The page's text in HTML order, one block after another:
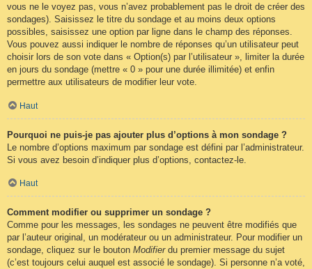
vous ne le voyez pas, vous n’avez probablement pas le droit de créer des
sondages). Saisissez le titre du sondage et au moins deux options
possibles, saisissez une option par ligne dans le champ des réponses.
Vous pouvez aussi indiquer le nombre de réponses qu’un utilisateur peut
choisir lors de son vote dans « Option(s) par l’utilisateur », limiter la durée
en jours du sondage (mettre « 0 » pour une durée illimitée) et enfin
permettre aux utilisateurs de modifier leur vote.
Haut
Pourquoi ne puis-je pas ajouter plus d’options à mon sondage ?
Le nombre d’options maximum par sondage est défini par l’administrateur.
Si vous avez besoin d’indiquer plus d’options, contactez-le.
Haut
Comment modifier ou supprimer un sondage ?
Comme pour les messages, les sondages ne peuvent être modifiés que
par l’auteur original, un modérateur ou un administrateur. Pour modifier un
sondage, cliquez sur le bouton Modifierdu premier message du sujet
(c’est toujours celui auquel est associé le sondage). Si personne n’a voté,